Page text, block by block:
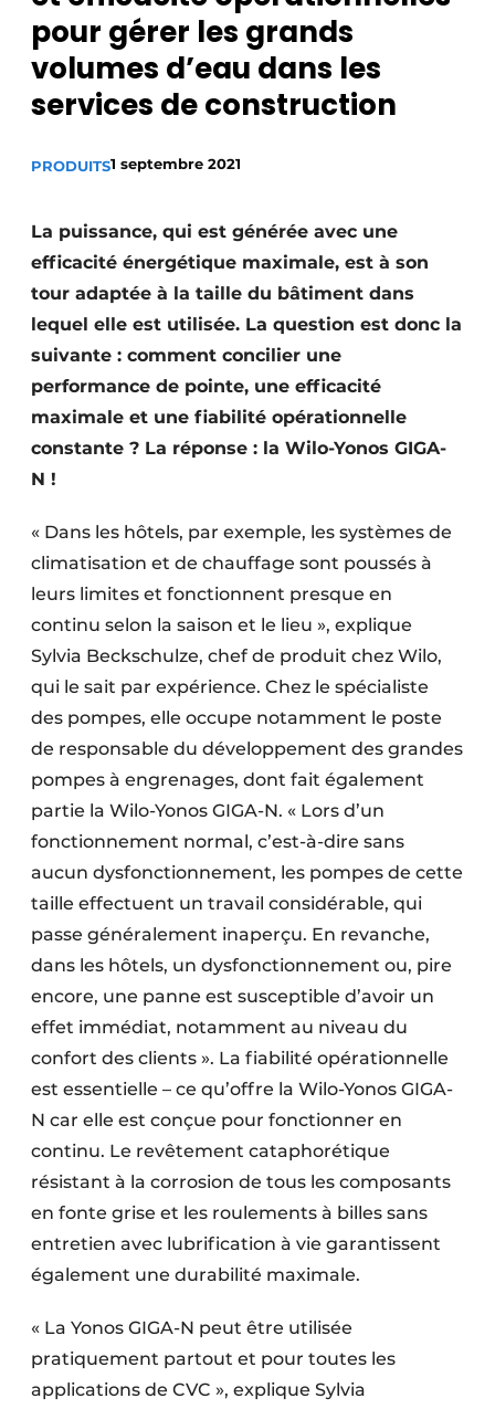
S’inscrire à l’événement
S’inscrire
Termes et conditions
pour gérer les grands
volumes d’eau dans les
services de construction
PRODUITS1 septembre 2021
La puissance, qui est générée avec une
efficacité énergétique maximale, est à son
tour adaptée à la taille du bâtiment dans
lequel elle est utilisée. La question est donc la
suivante : comment concilier une
performance de pointe, une efficacité
maximale et une fiabilité opérationnelle
constante ? La réponse : la Wilo-Yonos GIGA-
N !
« Dans les hôtels, par exemple, les systèmes de
climatisation et de chauffage sont poussés à
leurs limites et fonctionnent presque en
continu selon la saison et le lieu », explique
Sylvia Beckschulze, chef de produit chez Wilo,
qui le sait par expérience. Chez le spécialiste
des pompes, elle occupe notamment le poste
de responsable du développement des grandes
pompes à engrenages, dont fait également
partie la Wilo-Yonos GIGA-N. « Lors d’un
fonctionnement normal, c’est-à-dire sans
aucun dysfonctionnement, les pompes de cette
taille effectuent un travail considérable, qui
passe généralement inaperçu. En revanche,
dans les hôtels, un dysfonctionnement ou, pire
encore, une panne est susceptible d’avoir un
effet immédiat, notamment au niveau du
confort des clients ». La fiabilité opérationnelle
est essentielle – ce qu’offre la Wilo-Yonos GIGA-
N car elle est conçue pour fonctionner en
continu. Le revêtement cataphorétique
résistant à la corrosion de tous les composants
en fonte grise et les roulements à billes sans
entretien avec lubrification à vie garantissent
également une durabilité maximale.
« La Yonos GIGA-N peut être utilisée
pratiquement partout et pour toutes les
applications de CVC », explique Sylvia